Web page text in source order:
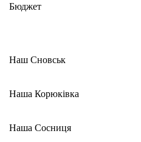
Бюджет
Наш Сновськ
Наша Корюківка
Наша Сосниця